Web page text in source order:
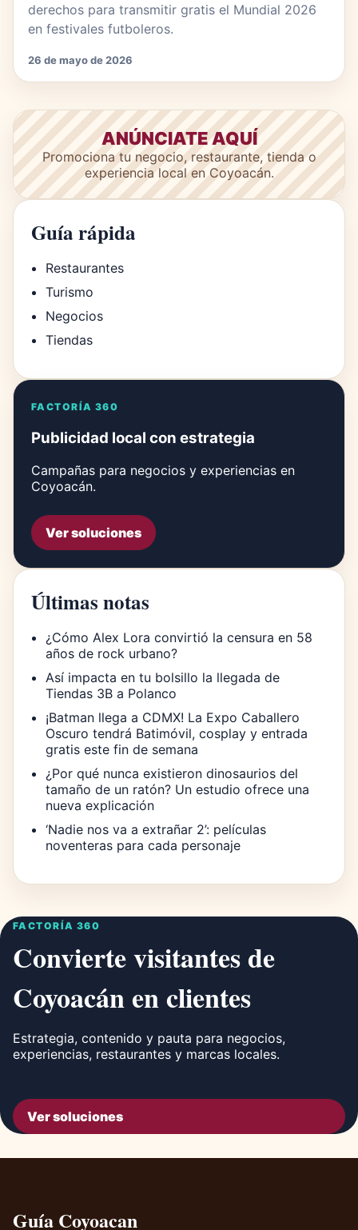
derechos para transmitir gratis el Mundial 2026
en festivales futboleros.
26 de mayo de 2026
ANÚNCIATE AQUÍ
Promociona tu negocio, restaurante, tienda o
experiencia local en Coyoacán.
Guía rápida
Restaurantes
Turismo
Negocios
Tiendas
FACTORÍA 360
Publicidad local con estrategia
Campañas para negocios y experiencias en
Coyoacán.
Ver soluciones
Últimas notas
¿Cómo Alex Lora convirtió la censura en 58
años de rock urbano?
Así impacta en tu bolsillo la llegada de
Tiendas 3B a Polanco
¡Batman llega a CDMX! La Expo Caballero
Oscuro tendrá Batimóvil, cosplay y entrada
gratis este fin de semana
¿Por qué nunca existieron dinosaurios del
tamaño de un ratón? Un estudio ofrece una
nueva explicación
‘Nadie nos va a extrañar 2’: películas
noventeras para cada personaje
FACTORÍA 360
Convierte visitantes de
Coyoacán en clientes
Estrategia, contenido y pauta para negocios,
experiencias, restaurantes y marcas locales.
Ver soluciones
Guía Coyoacan